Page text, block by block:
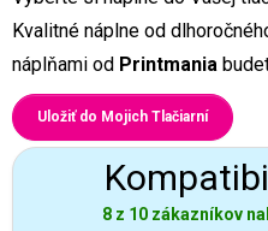
Kvalitné náplne od
náplňami od Printmania
Uložiť do Mojich Tlačiarní
8 z 10 zákazníkov